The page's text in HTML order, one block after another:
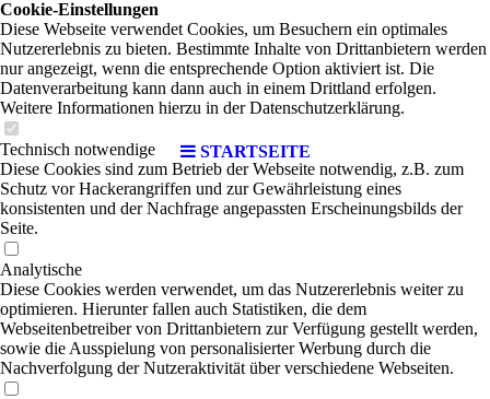
STARTSEITE
Cookie-Einstellungen
Diese Webseite verwendet Cookies, um Besuchern ein optimales
Nutzererlebnis zu bieten. Bestimmte Inhalte von Drittanbietern werden
nur angezeigt, wenn die entsprechende Option aktiviert ist. Die
Datenverarbeitung kann dann auch in einem Drittland erfolgen.
Weitere Informationen hierzu in der Datenschutzerklärung.
Technisch notwendige
Diese Cookies sind zum Betrieb der Webseite notwendig, z.B. zum
Schutz vor Hackerangriffen und zur Gewährleistung eines
konsistenten und der Nachfrage angepassten Erscheinungsbilds der
Seite.
Analytische
Diese Cookies werden verwendet, um das Nutzererlebnis weiter zu
optimieren. Hierunter fallen auch Statistiken, die dem
Webseitenbetreiber von Drittanbietern zur Verfügung gestellt werden,
sowie die Ausspielung von personalisierter Werbung durch die
Nachverfolgung der Nutzeraktivität über verschiedene Webseiten.